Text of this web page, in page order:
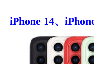
iPhone 14、